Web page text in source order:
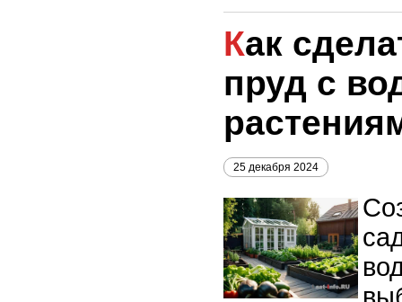
Как сделать садовый
пруд с
25 декабря 2024